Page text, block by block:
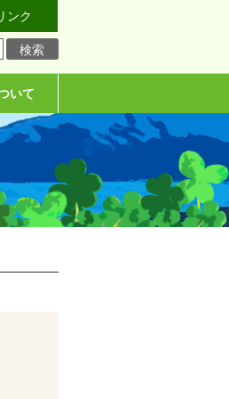
ンク
いて